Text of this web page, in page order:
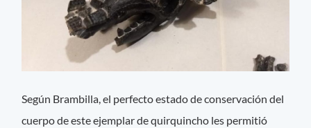
Según Brambilla, el perfecto estado de conservación del
cuerpo de este ejemplar de quirquincho les permitió